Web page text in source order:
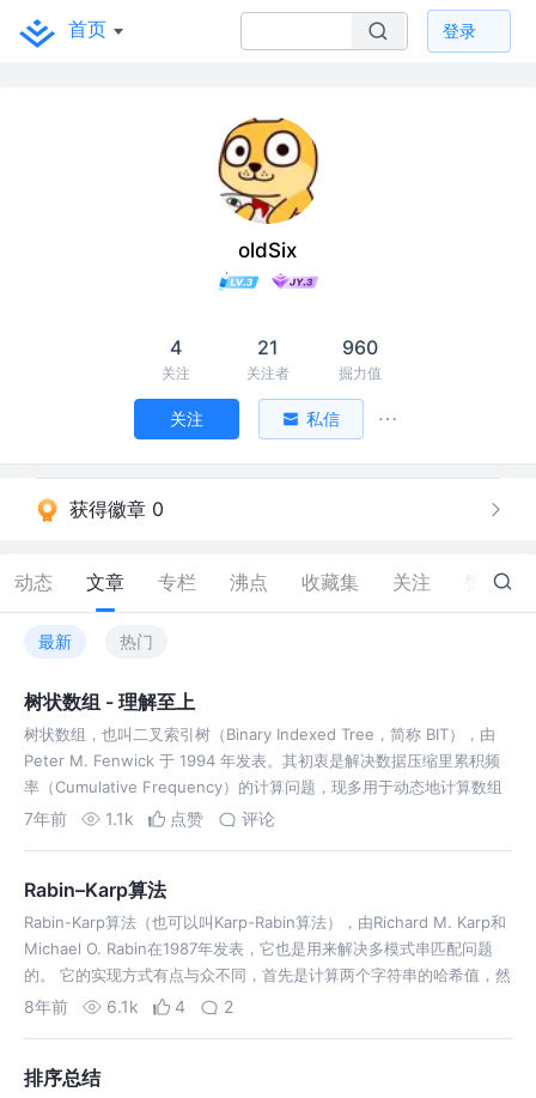
首页 登录
oldSix
4
关注
21
关注者
960
掘力值
关注 私信
获得徽章 0
动态 文章 专栏 沸点 收藏集 关注 10
最新 热门
树状数组 - 理解至上
树状数组，也叫二叉索引树（Binary Indexed Tree，简称 BIT），由
Peter M. Fenwick 于 1994 年发表。其初衷是解决数据压缩里累积频
率（Cumulative Frequency）的计算问题，现多用于动态地计算数组
的区间和。 先看一个简单的问…
7年前 1.1k 点赞 评论
Rabin–Karp算法
Rabin-Karp算法（也可以叫Karp-Rabin算法），由Richard M. Karp和
Michael O. Rabin在1987年发表，它也是用来解决多模式串匹配问题
的。 它的实现方式有点与众不同，首先是计算两个字符串的哈希值，然
后通过比较这两个哈希值的大小来判断是否…
8年前 6.1k 4 2
排序总结